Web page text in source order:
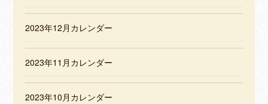
2023年12月カレンダー
2023年11月カレンダー
2023年10月カレンダー